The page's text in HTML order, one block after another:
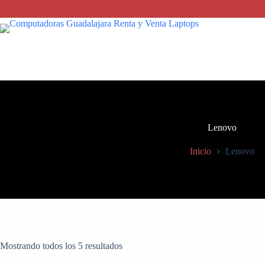
contenido
Lenovo
Inicio Lenovo
Mostrando todos los 5 resultados